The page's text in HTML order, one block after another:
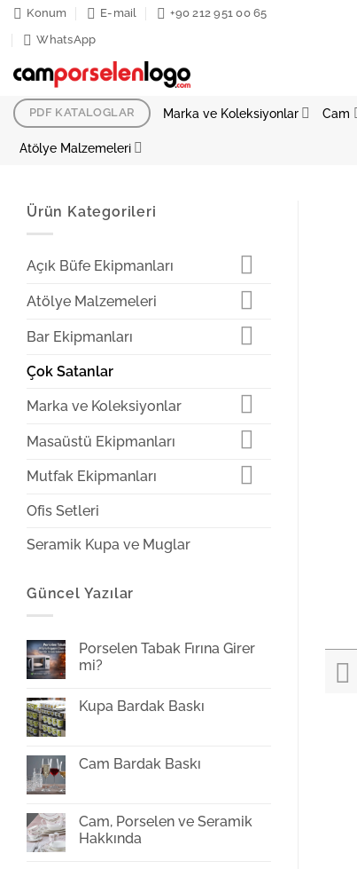
İçeriğe
atla
Konum E-mail
+90 212 951 00 65
WhatsApp
PDF KATALOGLAR Marka ve Koleksiyonlar Cam
Atölye Malzemeleri
Ürün Kategorileri
Açık Büfe Ekipmanları
Atölye Malzemeleri
Bar Ekipmanları
Çok Satanlar
Marka ve Koleksiyonlar
Masaüstü Ekipmanları
Mutfak Ekipmanları
Ofis Setleri
Seramik Kupa ve Muglar
Güncel Yazılar
Porselen Tabak Fırına Girer
mi?
Porselen
Tabak
Kupa Bardak Baskı
Bardak
Baskı
Cam Bardak Baskı
Bardak
Baskı
Cam, Porselen ve Seramik
Hakkında